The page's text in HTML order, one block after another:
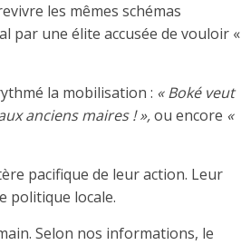
les mêmes schémas
par une élite accusée de vouloir «
la mobilisation : « Boké veut
anciens maires ! »,ou encore «
pacifique de leur action. Leur
politique locale.
Selon nos informations, le